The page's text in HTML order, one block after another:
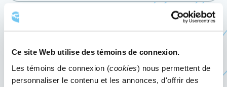
Ce site Web utilise des témoins de connexion.
Les témoins de connexion (cookies) nous permettent de
personnaliser le contenu et les annonces, d'offrir des
LA MÉDECINE
HOSPITALIÈRE 2026
15au16 octobre 2026